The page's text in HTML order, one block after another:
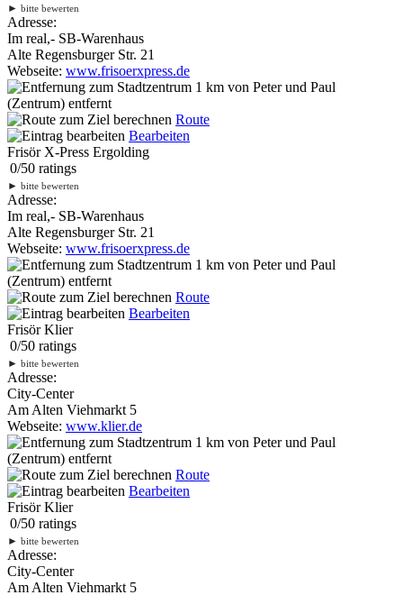
► bitte bewerten
Adresse:
Im real,- SB-Warenhaus
Alte Regensburger Str. 21
Webseite: www.frisoerxpress.de
1 km von Peter und Paul
(Zentrum) entfernt
Route
Bearbeiten
Frisör X-Press Ergolding
0/50 ratings
► bitte bewerten
Adresse:
Im real,- SB-Warenhaus
Alte Regensburger Str. 21
Webseite: www.frisoerxpress.de
1 km von Peter und Paul
(Zentrum) entfernt
Route
Bearbeiten
Frisör Klier
0/50 ratings
► bitte bewerten
Adresse:
City-Center
Am Alten Viehmarkt 5
Webseite: www.klier.de
1 km von Peter und Paul
(Zentrum) entfernt
Route
Bearbeiten
Frisör Klier
0/50 ratings
► bitte bewerten
Adresse:
City-Center
Am Alten Viehmarkt 5